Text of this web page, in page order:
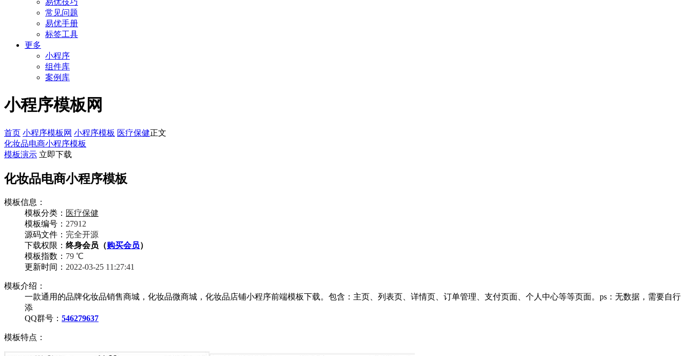
易优技巧
常见问题
易优手册
标签工具
更多
小程序
组件库
案例库
小程序模板网
首页 小程序模板网 小程序模板 医疗保健正文
化妆品电商小程序模板
模板演示 立即下载
化妆品电商小程序模板
模板信息：
模板分类： 医疗保健
模板编号： 27912
源码文件： 完全开源
下载权限： 终身会员（购买会员）
模板指数： 79 ℃
更新时间： 2022-03-25 11:27:41
模板介绍：
一款通用的品牌化妆品销售商城，化妆品微商城，化妆品店铺小程序前端模板下载。包含：主页、列表页、详情页、订单管理、支付页面、个人中心等等页面。ps：无数据，需要自行
添
QQ群号： 546279637
模板特点：